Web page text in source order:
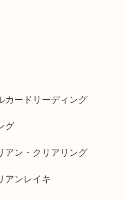
カードリーディング
グ
アン・クリアリング
アンレイキ